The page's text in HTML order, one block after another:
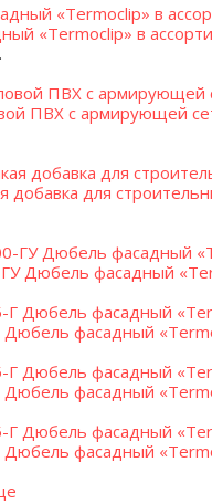
«Termoclip» в
ПВХ с армирующей
добавка для
Дюбель фасадный
фасадный
фасадный
фасадный